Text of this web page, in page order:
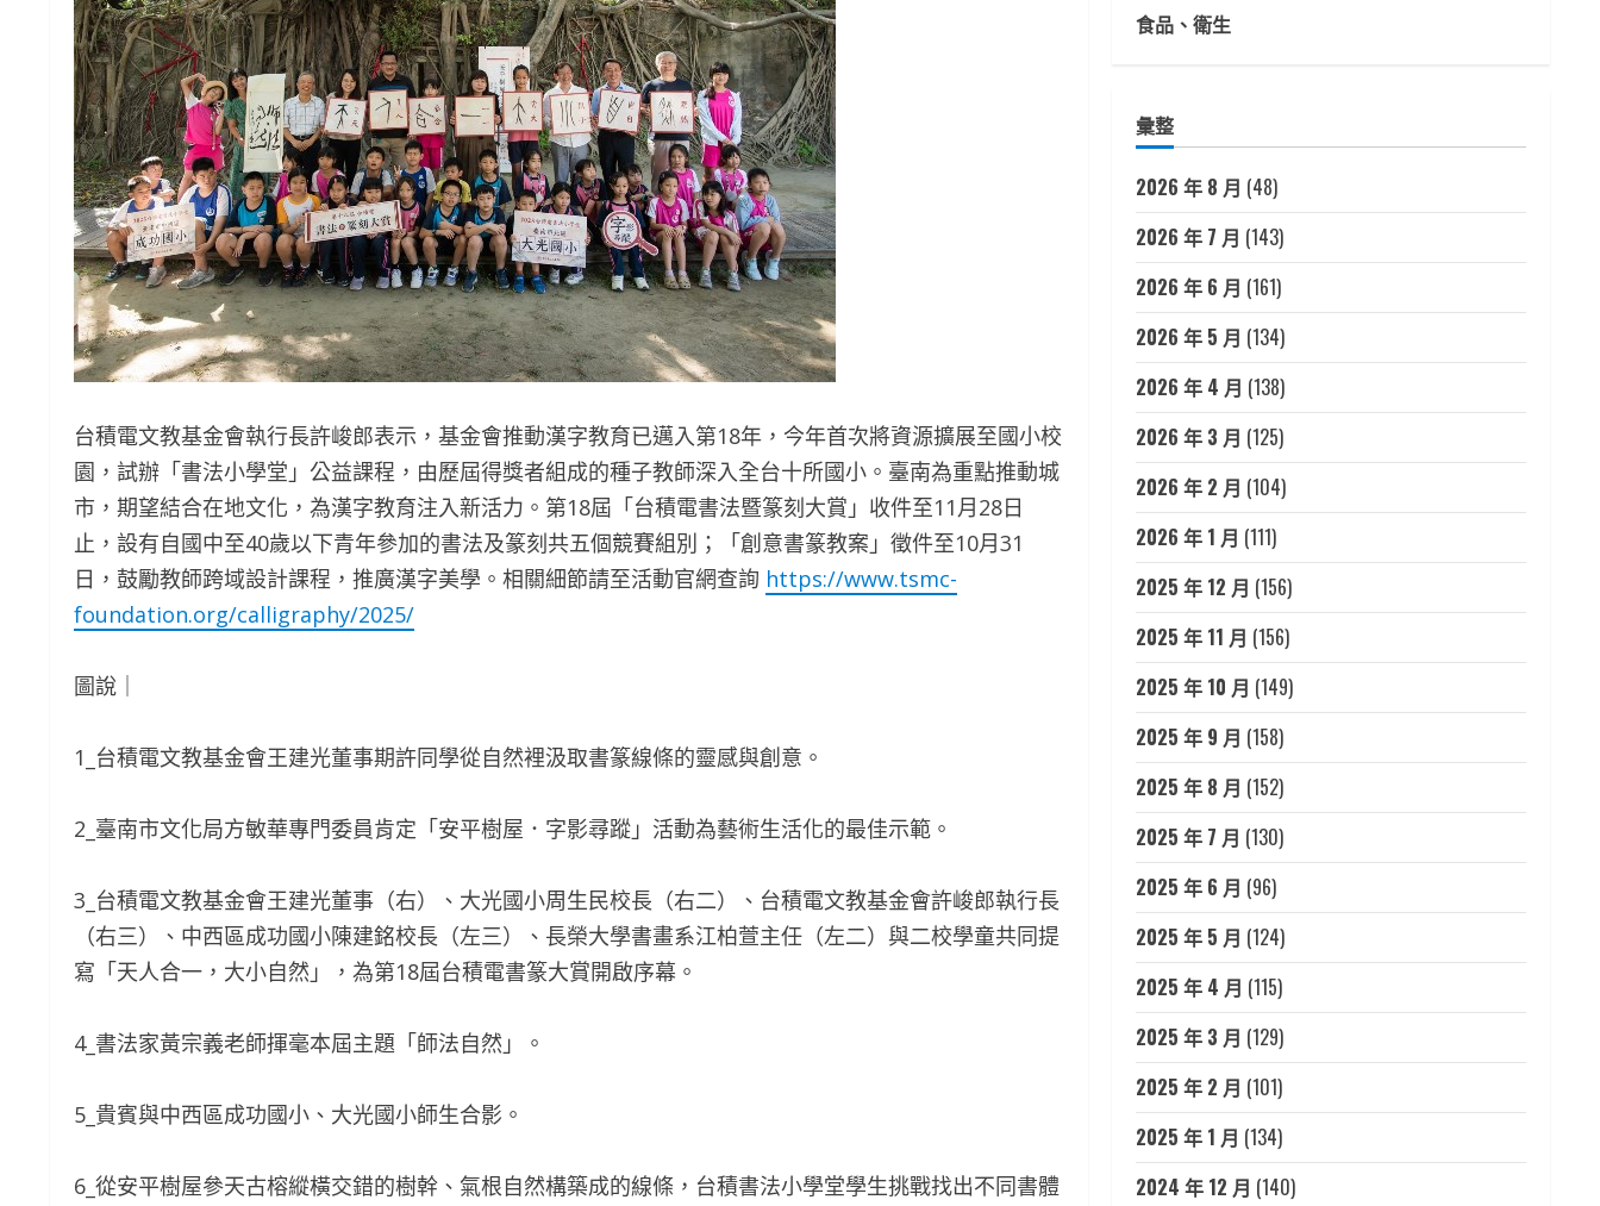
台積電文教基金會執行長許峻郎表示，基金會推動漢字教育已邁入第18年，今年首次將資源擴展至國小校
園，試辦「書法小學堂」公益課程，由歷屆得獎者組成的種子教師深入全台十所國小。臺南為重點推動城
市，期望結合在地文化，為漢字教育注入新活力。第18屆「台積電書法暨篆刻大賞」收件至11月28日
止，設有自國中至40歲以下青年參加的書法及篆刻共五個競賽組別；「創意書篆教案」徵件至10月31
日，鼓勵教師跨域設計課程，推廣漢字美學。相關細節請至活動官網查詢 https://www.tsmc-
foundation.org/calligraphy/2025/
圖說｜
1_台積電文教基金會王建光董事期許同學從自然裡汲取書篆線條的靈感與創意。
2_臺南市文化局方敏華專門委員肯定「安平樹屋．字影尋蹤」活動為藝術生活化的最佳示範。
3_台積電文教基金會王建光董事（右）、大光國小周生民校長（右二）、台積電文教基金會許峻郎執行長
（右三）、中西區成功國小陳建銘校長（左三）、長榮大學書畫系江柏萱主任（左二）與二校學童共同提
寫「天人合一，大小自然」，為第18屆台積電書篆大賞開啟序幕。
4_書法家黃宗義老師揮毫本屆主題「師法自然」。
5_貴賓與中西區成功國小、大光國小師生合影。
6_從安平樹屋參天古榕縱橫交錯的樹幹、氣根自然構築成的線條，台積書法小學堂學生挑戰找出不同書體
食品、衛生
彙整
2026 年 8 月 (48)
2026 年 7 月 (143)
2026 年 6 月 (161)
2026 年 5 月 (134)
2026 年 4 月 (138)
2026 年 3 月 (125)
2026 年 2 月 (104)
2026 年 1 月 (111)
2025 年 12 月 (156)
2025 年 11 月 (156)
2025 年 10 月 (149)
2025 年 9 月 (158)
2025 年 8 月 (152)
2025 年 7 月 (130)
2025 年 6 月 (96)
2025 年 5 月 (124)
2025 年 4 月 (115)
2025 年 3 月 (129)
2025 年 2 月 (101)
2025 年 1 月 (134)
2024 年 12 月 (140)